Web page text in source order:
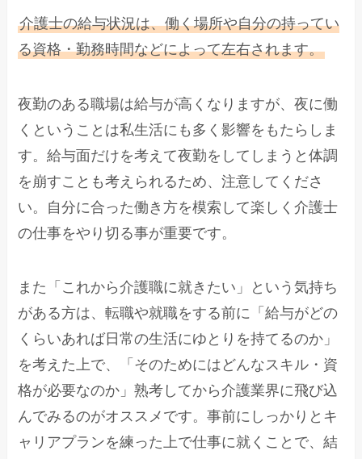
介護士の給与状況は、働く場所や自分の持ってい
る資格・勤務時間などによって左右されます。
夜勤のある職場は給与が高くなりますが、夜に働
くということは私生活にも多く影響をもたらしま
す。給与面だけを考えて夜勤をしてしまうと体調
を崩すことも考えられるため、注意してくださ
い。自分に合った働き方を模索して楽しく介護士
の仕事をやり切る事が重要です。
また「これから介護職に就きたい」という気持ち
がある方は、転職や就職をする前に「給与がどの
くらいあれば日常の生活にゆとりを持てるのか」
を考えた上で、「そのためにはどんなスキル・資
格が必要なのか」熟考してから介護業界に飛び込
んでみるのがオススメです。事前にしっかりとキ
ャリアプランを練った上で仕事に就くことで、結